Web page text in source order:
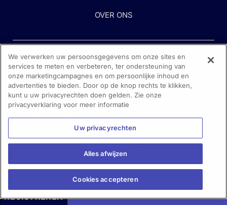
OVER ONS
Heeft u hulp nodig?
Neem contact met ons op
REGISTREREN
We verwerken uw persoonsgegevens om onze sites en
services te meten en verbeteren, ter ondersteuning van
onze marketingcampagnes en om persoonlijke inhoud en
advertenties te bieden. Door op de knop rechts te klikken,
kunt u uw privacyrechten doen gelden. Zie onze
privacyverklaring voor meer informatie
Uw privacyrechten
Alles afwijzen
Cookies accepteren